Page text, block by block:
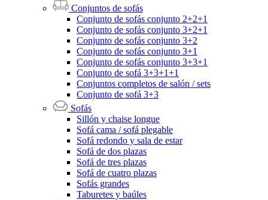
Conjuntos de sofás
Conjunto de sofás conjunto 2+2+1
Conjunto de sofás conjunto 3+2+1
Conjunto de sofás conjunto 3+2
Conjunto de sofás conjunto 3+1
Conjunto de sofás conjunto 3+3+1
Conjunto de sofá 3+3+1+1
Conjuntos completos de salón / sets
Conjunto de sofá 3+3
Sofás
Sillón y chaise longue
Sofá cama / sofá plegable
Sofá redondo y sala de estar
Sofá de dos plazas
Sofá de tres plazas
Sofá de cuatro plazas
Sofás grandes
Taburetes y baúles